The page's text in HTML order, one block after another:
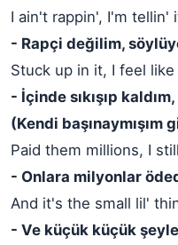
I ain't rappin', I'm tellin'
- Rapçi değilim,
Stuck up in it, I feel
- İçinde sıkışıp
(Kendi başınaymışım
Paid them millions, I
- Onlara milyonlar
And it's the small lil'
- Ve küçük küçük